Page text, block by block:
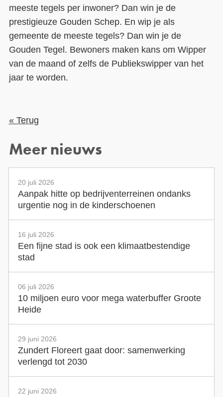
meeste tegels per inwoner? Dan win je de
prestigieuze Gouden Schep. En wip je als
gemeente de meeste tegels? Dan win je de
Gouden Tegel. Bewoners maken kans om Wipper
van de maand of zelfs de Publiekswipper van het
jaar te worden.
« Terug
Meer nieuws
20 juli 2026
Aanpak hitte op bedrijventerreinen ondanks
urgentie nog in de kinderschoenen
16 juli 2026
Een fijne stad is ook een klimaatbestendige
stad
06 juli 2026
10 miljoen euro voor mega waterbuffer Groote
Heide
29 juni 2026
Zundert Floreert gaat door: samenwerking
verlengd tot 2030
22 juni 2026